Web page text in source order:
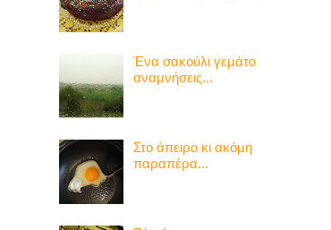
Ένα σακούλι γεμάτο
αναμνήσεις...
Στο άπειρο κι ακόμη
παραπέρα...